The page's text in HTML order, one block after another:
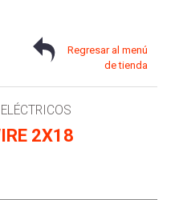
Regresar al menú
de tienda
2X18